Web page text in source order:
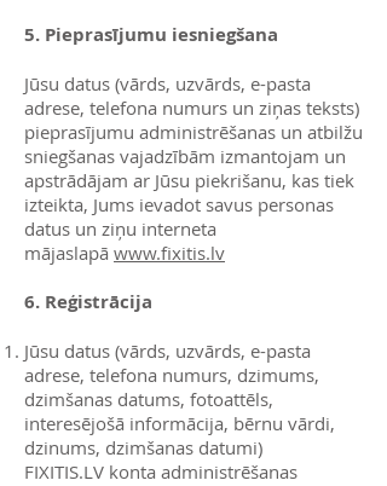
5. Pieprasījumu iesniegšana
Jūsu datus (vārds, uzvārds, e-pasta
adrese, telefona numurs un ziņas teksts)
pieprasījumu administrēšanas un atbilžu
sniegšanas vajadzībām izmantojam un
apstrādājam ar Jūsu piekrišanu, kas tiek
izteikta, Jums ievadot savus personas
datus un ziņu interneta
mājaslapā www.fixitis.lv
6. Reģistrācija
Jūsu datus (vārds, uzvārds, e-pasta
adrese, telefona numurs, dzimums,
dzimšanas datums, fotoattēls,
interesējošā informācija, bērnu vārdi,
dzinums, dzimšanas datumi)
FIXITIS.LV konta administrēšanas